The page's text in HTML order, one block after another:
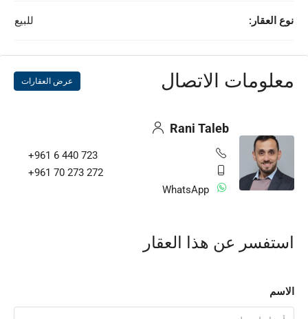
نوع العقار: للبيع
معلومات الاتصال عرض العقارات
Rani Taleb
+961 6 440 723
+961 70 273 272
WhatsApp
استفسر عن هذا العقار
الاسم